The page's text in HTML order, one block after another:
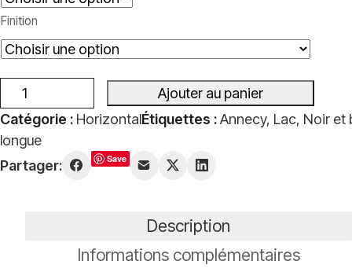
119,00€
499,00€
Finition
quantité
de
Plonger
entre
Ajouter au panier
Catégorie : HorizontalÉtiquettes :Annecy, Lac, Noir et
longue
Partager:
Save
Description
Informations complémentaires